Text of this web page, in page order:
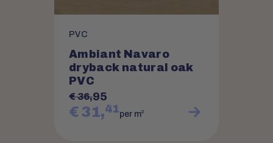
PVC
Ambiant Navaro
dryback natural oak
PVC
€ 36,95
€ 31,41per m2